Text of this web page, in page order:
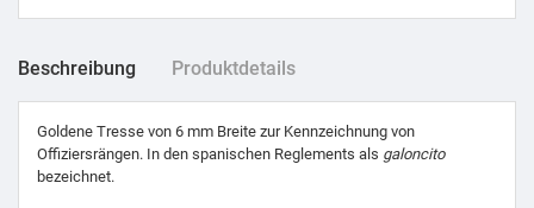
Beschreibung Produktdetails
Goldene Tresse von 6 mm Breite zur Kennzeichnung von
Offiziersrängen. In den spanischen Reglements als galoncito
bezeichnet.